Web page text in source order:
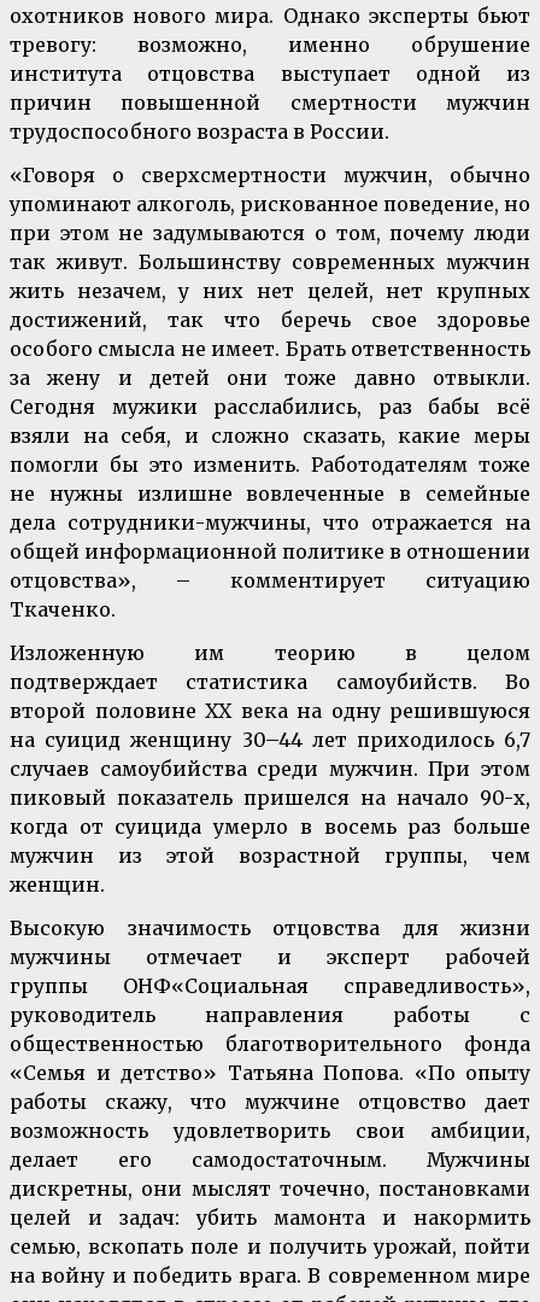
охотников нового мира. Однако эксперты бьют
тревогу: возможно, именно обрушение
института отцовства выступает одной из
причин повышенной смертности мужчин
трудоспособного возраста в России.
«Говоря о сверхсмертности мужчин, обычно
упоминают алкоголь, рискованное поведение, но
при этом не задумываются о том, почему люди
так живут. Большинству современных мужчин
жить незачем, у них нет целей, нет крупных
достижений, так что беречь свое здоровье
особого смысла не имеет. Брать ответственность
за жену и детей они тоже давно отвыкли.
Сегодня мужики расслабились, раз бабы всё
взяли на себя, и сложно сказать, какие меры
помогли бы это изменить. Работодателям тоже
не нужны излишне вовлеченные в семейные
дела сотрудники-мужчины, что отражается на
общей информационной политике в отношении
отцовства», – комментирует ситуацию
Ткаченко.
Изложенную им теорию в целом
подтверждает статистика самоубийств. Во
второй половине ХХ века на одну решившуюся
на суицид женщину 30–44 лет приходилось 6,7
случаев самоубийства среди мужчин. При этом
пиковый показатель пришелся на начало 90-х,
когда от суицида умерло в восемь раз больше
мужчин из этой возрастной группы, чем
женщин.
Высокую значимость отцовства для жизни
мужчины отмечает и эксперт рабочей
группы ОНФ«Социальная справедливость»,
руководитель направления работы с
общественностью благотворительного фонда
«Семья и детство» Татьяна Попова. «По опыту
работы скажу, что мужчине отцовство дает
возможность удовлетворить свои амбиции,
делает его самодостаточным. Мужчины
дискретны, они мыслят точечно, постановками
целей и задач: убить мамонта и накормить
семью, вскопать поле и получить урожай, пойти
на войну и победить врага. В современном мире